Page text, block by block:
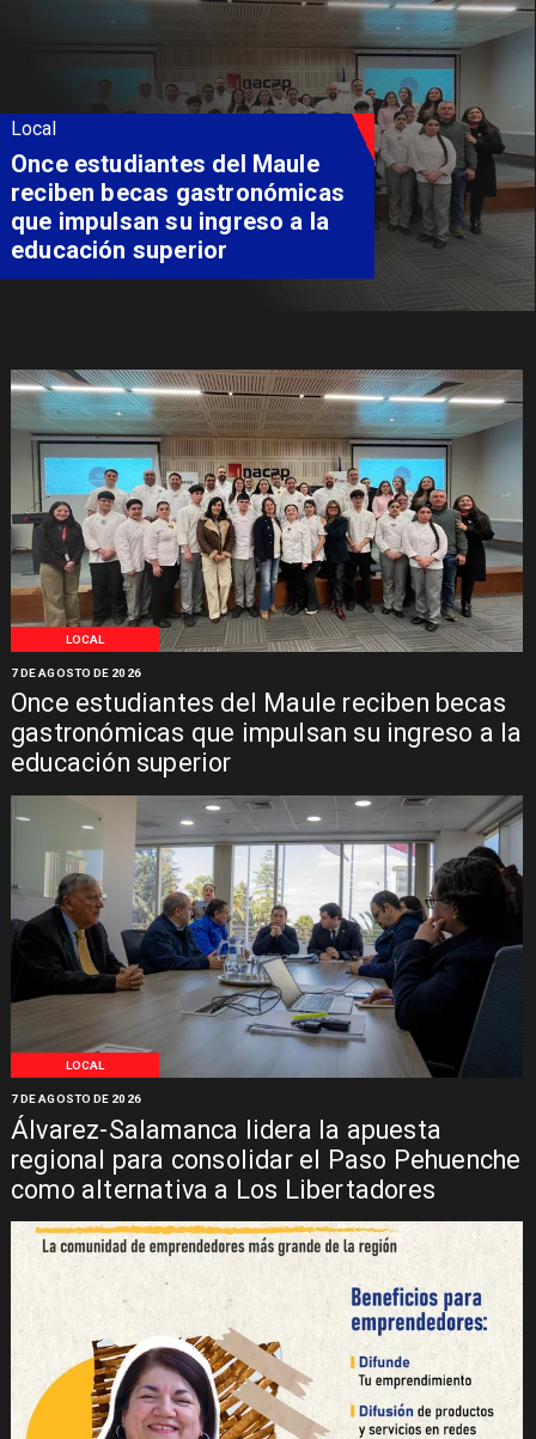
LOCAL
Once estudiantes del Maule reciben becas
gastronómicas que impulsan su ingreso a la
educación superior
7 DE AGOSTO DE 2026
LOCAL
Álvarez-Salamanca lidera la apuesta
regional para consolidar el Paso Pehuenche
como alternativa a Los Libertadores
7 DE AGOSTO DE 2026
Local
Álvarez-Salamanca lidera la
apuesta regional para
consolidar el Paso Pehuenche
como alternativa a Los
Libertadores